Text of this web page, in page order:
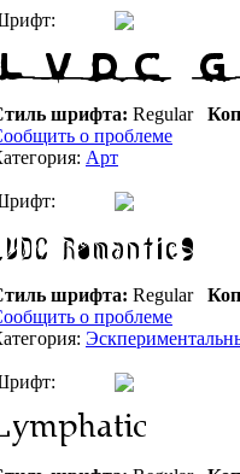
шрифта: Regular
о проблеме
Арт
шрифта: Regular
о проблеме